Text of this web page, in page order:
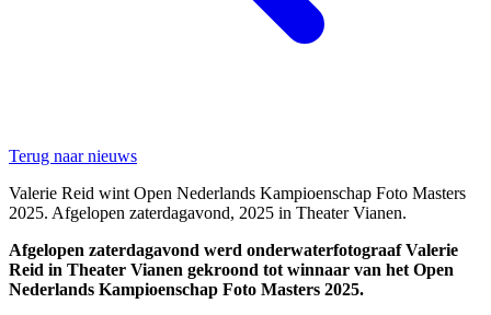
Terug naar nieuws
Valerie Reid wint Open Nederlands Kampioenschap Foto Masters
2025. Afgelopen zaterdagavond, 2025 in Theater Vianen.
Afgelopen zaterdagavond werd onderwaterfotograaf Valerie
Reid in Theater Vianen gekroond tot winnaar van het Open
Nederlands Kampioenschap Foto Masters 2025.